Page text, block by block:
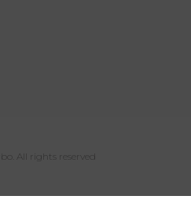
All rights reserved